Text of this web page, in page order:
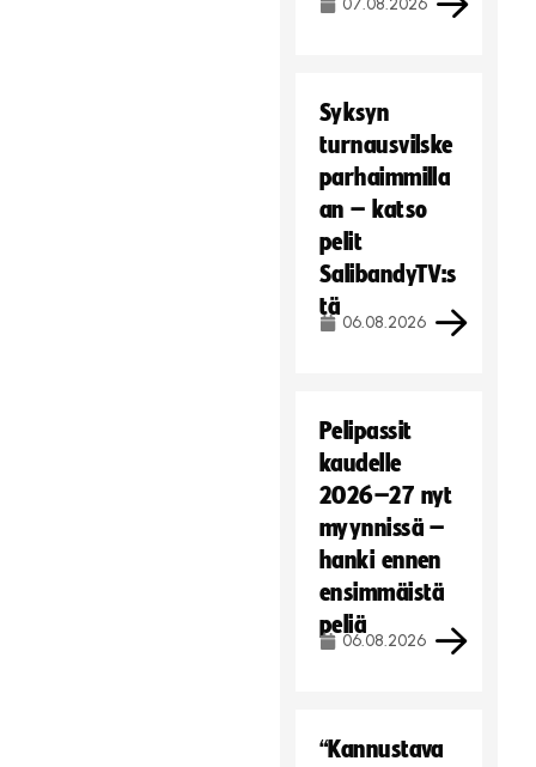
07.08.2026
Syksyn
turnausvilske
parhaimmilla
an – katso
pelit
SalibandyTV:s
tä
06.08.2026
Pelipassit
kaudelle
2026–27 nyt
myynnissä –
hanki ennen
ensimmäistä
peliä
06.08.2026
“Kannustava